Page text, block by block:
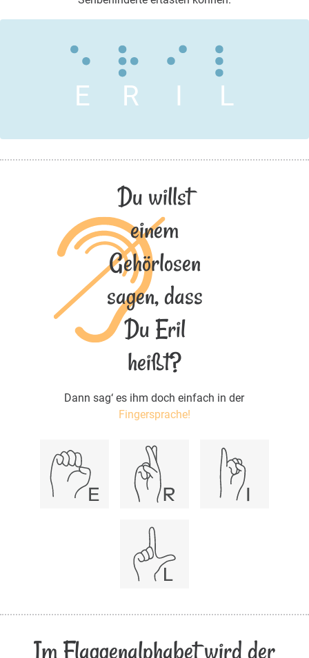
E R I L
Du willst
einem
Gehörlosen
sagen, dass
Du Eril
heißt?
Dann sag‘ es ihm doch einfach in der
Fingersprache!
Im Flaggenalphabet wird der